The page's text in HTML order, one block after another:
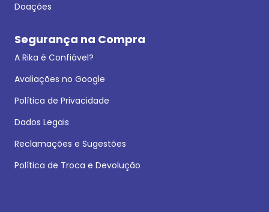
Doações
Segurança na Compra
A Rika é Confiável?
Avaliações no Google
Política de Privacidade
Dados Legais
Reclamações e Sugestões
Política de Troca e Devolução